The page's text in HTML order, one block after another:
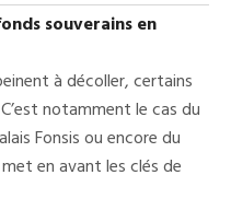
souverains en
à décoller, certains
notamment le cas du
Fonsis ou encore du
en avant les clés de